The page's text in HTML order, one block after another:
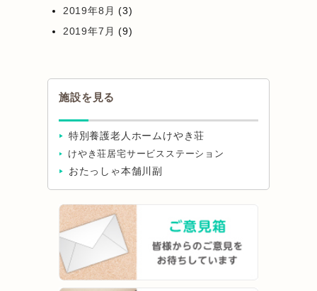
2019年8月 (3)
2019年7月 (9)
施設を見る
特別養護老人ホームけやき荘
けやき荘居宅サービスステーション
おたっしゃ本舗川副